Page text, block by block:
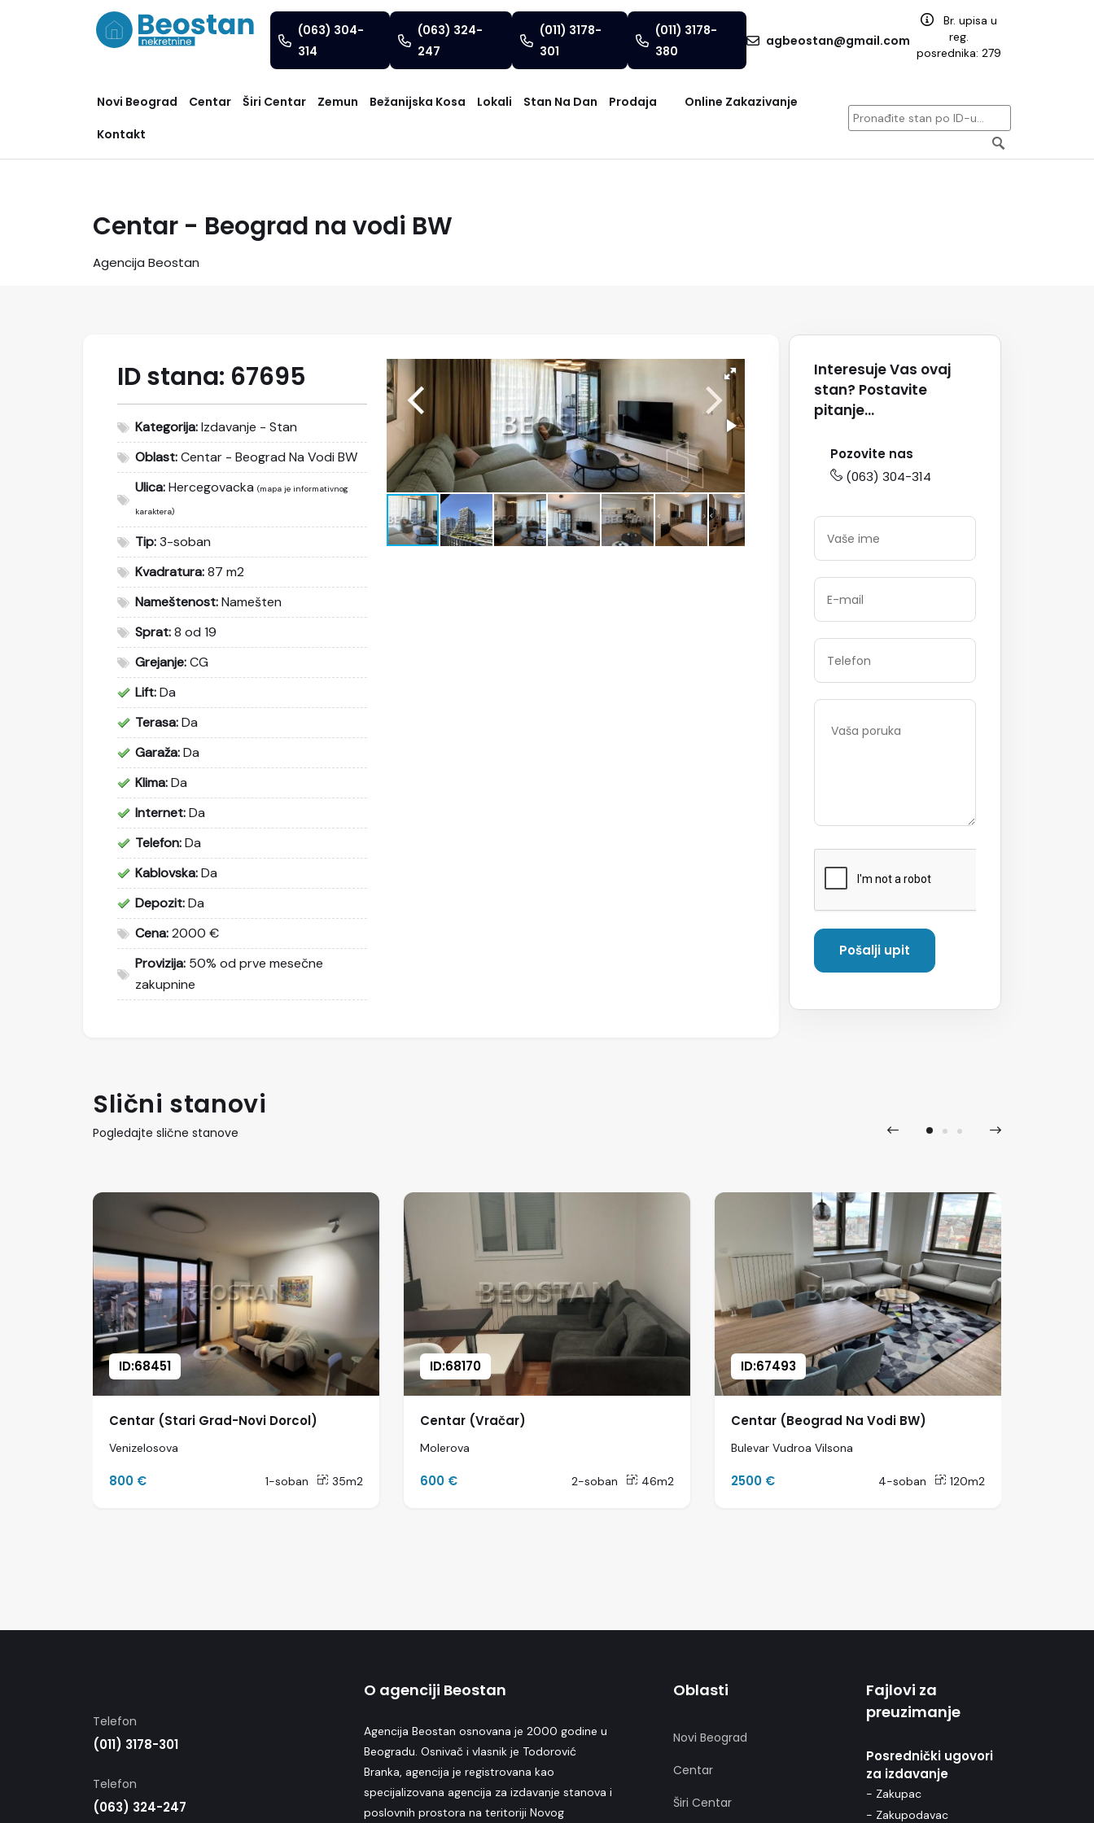
(063) 304-
314
(063) 324-
247
(011) 3178-
301
(011) 3178-
380
agbeostan@gmail.com
Br. upisa u
reg.
posrednika: 279
Novi Beograd Centar Širi Centar Zemun Bežanijska Kosa Lokali Stan Na Dan Prodaja
Online Zakazivanje
Kontakt
Centar - Beograd na vodi BW
Agencija Beostan
ID stana: 67695
Kategorija:Izdavanje - Stan
Oblast:Centar - Beograd Na Vodi BW
Ulica:Hercegovacka (mapa je informativnog
karaktera)
Tip:3-soban
Kvadratura:87 m2
Nameštenost:Namešten
Sprat:8 od 19
Grejanje:CG
Lift:Da
Terasa:Da
Garaža:Da
Klima:Da
Internet:Da
Telefon:Da
Kablovska:Da
Depozit:Da
Cena:2000 €
Provizija: 50% od prve mesečne
zakupnine
Interesuje Vas ovaj
stan? Postavite
pitanje...
Pozovite nas
(063) 304-314
Slični stanovi
Pogledajte slične stanove
ID:68451
Centar (Stari Grad-Novi Dorcol)
Venizelosova
800 € 1-soban 35m2
ID:68170
Centar (Vračar)
Molerova
600 € 2-soban 46m2
ID:67493
Centar (Beograd Na Vodi BW)
Bulevar Vudroa Vilsona
2500 € 4-soban 120m2
Telefon
(011) 3178-301
Telefon
(063) 324-247
O agenciji Beostan
Agencija Beostan osnovana je 2000 godine u
Beogradu. Osnivač i vlasnik je Todorović
Branka, agencija je registrovana kao
specijalizovana agencija za izdavanje stanova i
poslovnih prostora na teritoriji Novog
Oblasti
Novi Beograd
Centar
Širi Centar
Fajlovi za
preuzimanje
Posrednički ugovori
za izdavanje
- Zakupac
- Zakupodavac